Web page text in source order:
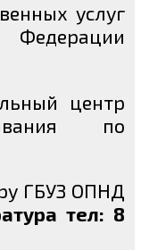
услуг
центр
по
ГБУЗ ОПНД
тел: 8